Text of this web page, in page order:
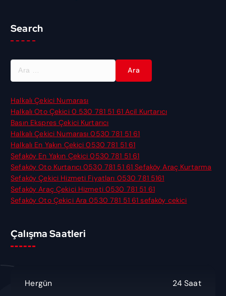
Search
A
m
a
:
Halkalı Çekici Numarası
Halkalı Oto Çekici 0 530 781 51 61 Acil Kurtarıcı
Basın Ekspres Çekici Kurtarıcı
Halkalı Çekici Numarası 0530 781 51 61
Halkalı En Yakın Çekici 0530 781 51 61
Sefaköy En Yakın Çekici 0530 781 51 61
Sefaköy Oto Kurtarıcı 0530 781 51 61 Sefaköy Araç Kurtarma
Sefaköy Çekici Hizmeti Fiyatları 0530 781 5161
Sefaköy Araç Çekici Hizmeti 0530 781 51 61
Sefaköy Oto Çekici Ara 0530 781 51 61 sefaköy cekici
Çalışma Saatleri
Hergün 24 Saat